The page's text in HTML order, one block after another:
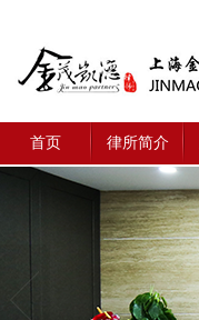
首页 律所简介